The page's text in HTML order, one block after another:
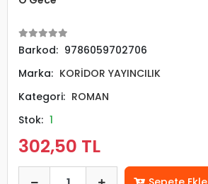
Barkod: 9786059702706
Marka: KORİDOR YAYINCILIK
Kategori: ROMAN
Stok: 1
302,50 TL